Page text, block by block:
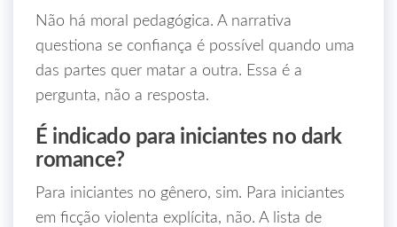
Não há moral pedagógica. A narrativa
questiona se confiança é possível quando uma
das partes quer matar a outra. Essa é a
pergunta, não a resposta.
É indicado para iniciantes no dark
romance?
Para iniciantes no gênero, sim. Para iniciantes
em ficção violenta explícita, não. A lista de